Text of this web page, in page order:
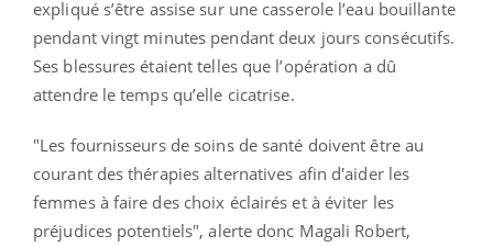
expliqué s’être assise sur une casserole l’eau bouillante
pendant vingt minutes pendant deux jours consécutifs.
Ses blessures étaient telles que l’opération a dû
attendre le temps qu’elle cicatrise.
"Les fournisseurs de soins de santé doivent être au
courant des thérapies alternatives afin d'aider les
femmes à faire des choix éclairés et à éviter les
préjudices potentiels", alerte donc Magali Robert,